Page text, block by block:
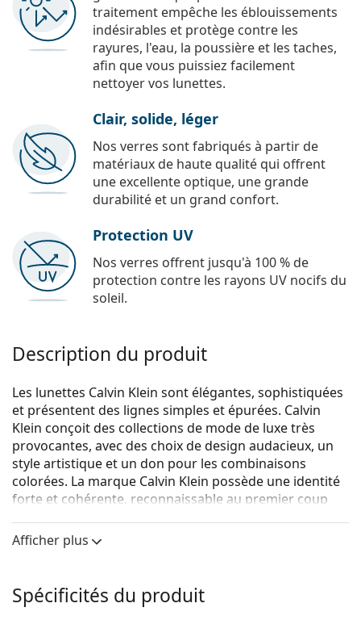
traitement empêche les éblouissements
indésirables et protège contre les
rayures, l'eau, la poussière et les taches,
afin que vous puissiez facilement
nettoyer vos lunettes.
Clair, solide, léger
Nos verres sont fabriqués à partir de
matériaux de haute qualité qui offrent
une excellente optique, une grande
durabilité et un grand confort.
Protection UV
Nos verres offrent jusqu'à 100 % de
protection contre les rayons UV nocifs du
soleil.
Description du produit
Les lunettes Calvin Klein sont élégantes, sophistiquées
et présentent des lignes simples et épurées. Calvin
Klein conçoit des collections de mode de luxe très
provocantes, avec des choix de design audacieux, un
style artistique et un don pour les combinaisons
colorées. La marque Calvin Klein possède une identité
forte et cohérente, reconnaissable au premier coup
Calvin Klein CK20536 001 17 54
Voyez de quoi vous avez l'air avec ces lunettes grâce à
la fonction d'essai virtuel de Lentiamo.
Afficher plus
Spécificités du produit